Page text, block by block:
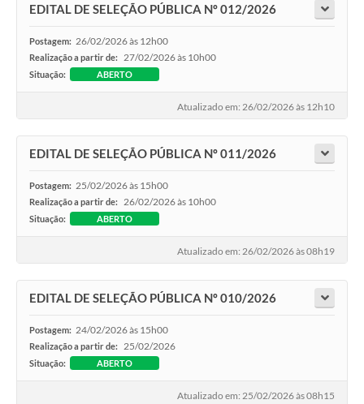
EDITAL DE SELEÇÃO PÚBLICA Nº 012/2026
Postagem: 26/02/2026 às 12h00
Realização a partir de: 27/02/2026 às 10h00
Situação: ABERTO
Atualizado em: 26/02/2026 às 12h10
EDITAL DE SELEÇÃO PÚBLICA Nº 011/2026
Postagem: 25/02/2026 às 15h00
Realização a partir de: 26/02/2026 às 10h00
Situação: ABERTO
Atualizado em: 26/02/2026 às 08h19
EDITAL DE SELEÇÃO PÚBLICA Nº 010/2026
Postagem: 24/02/2026 às 15h00
Realização a partir de: 25/02/2026
Situação: ABERTO
Atualizado em: 25/02/2026 às 08h15